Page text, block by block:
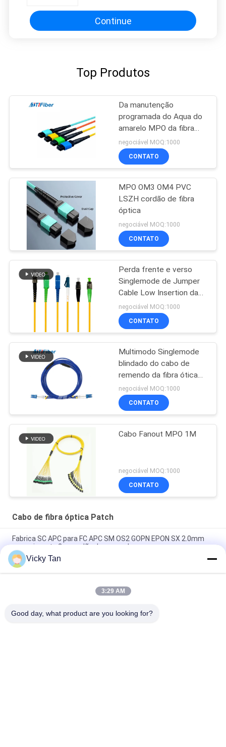
Continue
Top Produtos
Da manutenção
programada do Aqua do
amarelo MPO da fibra
ótica milímetro de cabo
de remendo, ligação em
ponte azul verde da fibra
programada do milímetro
negociável MOQ:1000
CONTATO
MPO OM3 OM4 PVC
LSZH cordão de fibra
óptica
negociável MOQ:1000
CONTATO
Perda frente e verso
Singlemode de Jumper
Cable Low Insertion da
fibra ótica de FTTH
negociável MOQ:1000
CONTATO
Multimodo Singlemode
blindado do cabo de
remendo da fibra ótica
do conector do Upc Apc
negociável MOQ:1000
CONTATO
Cabo Fanout MPO 1M
negociável MOQ:1000
CONTATO
Cabo de fibra óptica Patch
Fabrica SC APC para FC APC SM OS2 GOPN EPON SX 2.0mm
comprimento 2m cordão de remendo
Sc Apc à ligação em ponte simples G652d/G657a do cabo do
Sc Apc Aqua Jacket Fiber Optic Patch
Núcleo do núcleo 24 do núcleo 12 do cabo de remendo 6 da
Vicky Tan
3:29 AM
Good day, what product are you looking for?